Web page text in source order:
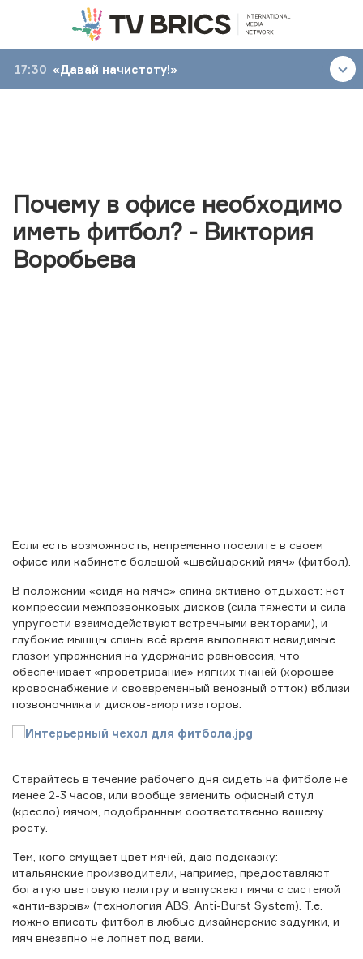
17:30 «Давай начистоту!»
Почему в офисе необходимо
иметь фитбол? - Виктория
Воробьева
Если есть возможность, непременно поселите в своем
офисе или кабинете большой «швейцарский мяч» (фитбол).
В положении «сидя на мяче» спина активно отдыхает: нет
компрессии межпозвонковых дисков (сила тяжести и сила
упругости взаимодействуют встречными векторами), и
глубокие мышцы спины всё время выполняют невидимые
глазом упражнения на удержание равновесия, что
обеспечивает «проветривание» мягких тканей (хорошее
кровоснабжение и своевременный венозный отток) вблизи
позвоночника и дисков-амортизаторов.
Старайтесь в течение рабочего дня сидеть на фитболе не
менее 2-3 часов, или вообще заменить офисный стул
(кресло) мячом, подобранным соответственно вашему
росту.
Тем, кого смущает цвет мячей, даю подсказку:
итальянские производители, например, предоставляют
богатую цветовую палитру и выпускают мячи с системой
«анти-взрыв» (технология ABS, Anti-Burst System). Т.е.
можно вписать фитбол в любые дизайнерские задумки, и
мяч внезапно не лопнет под вами.